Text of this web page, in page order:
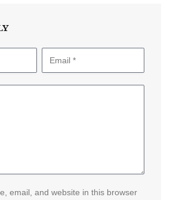
email, and website in this browser